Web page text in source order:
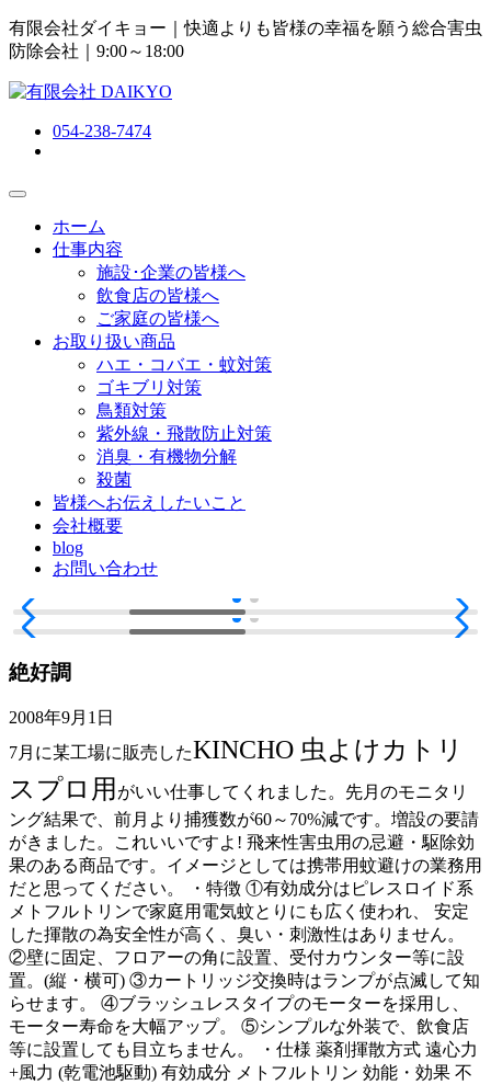
有限会社ダイキョー｜快適よりも皆様の幸福を願う総合害虫
防除会社 ｜9:00～18:00
054-238-7474
ホーム
仕事内容
施設･企業の皆様へ
飲食店の皆様へ
ご家庭の皆様へ
お取り扱い商品
ハエ・コバエ・蚊対策
ゴキブリ対策
鳥類対策
紫外線・飛散防止対策
消臭・有機物分解
殺菌
皆様へお伝えしたいこと
会社概要
blog
お問い合わせ
絶好調
2008年9月1日
7月に某工場に販売したKINCHO 虫よけカトリ
スプロ用 がいい仕事してくれました。先月のモニタリ
ング結果で、前月より捕獲数が60～70%減です。増設の要請
がきました。これいいですよ! 飛来性害虫用の忌避・駆除効
果のある商品です。イメージとしては携帯用蚊避けの業務用
だと思ってください。 ・特徴 ①有効成分はピレスロイド系
メトフルトリンで家庭用電気蚊とりにも広く使われ、 安定
した揮散の為安全性が高く、臭い・刺激性はありません。
②壁に固定、フロアーの角に設置、受付カウンター等に設
置。(縦・横可) ③カートリッジ交換時はランプが点滅して知
らせます。 ④ブラッシュレスタイプのモーターを採用し、
モーター寿命を大幅アップ。 ⑤シンプルな外装で、飲食店
等に設置しても目立ちません。 ・仕様 薬剤揮散方式 遠心力
+風力 (乾電池駆動) 有効成分 メトフルトリン 効能・効果 不